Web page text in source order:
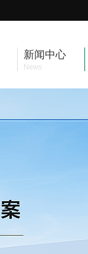
新闻中心
News